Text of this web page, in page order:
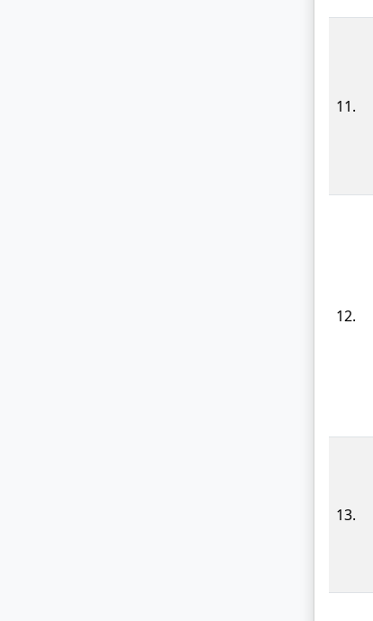
11.
12.
13.